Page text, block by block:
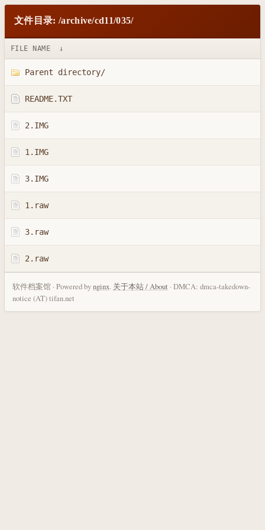
文件目录: /archive/cd11/035/
FILE NAME ↓
Parent directory/
README.TXT
2.IMG
1.IMG
3.IMG
1.raw
3.raw
2.raw
软件档案馆 · Powered bynginx. 关于本站 / About · DMCA: dmca-takedown-
notice (AT) tifan.net